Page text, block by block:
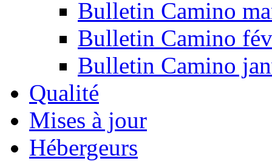
Bulletin Camino
Bulletin Camino
Bulletin Camino
Qualité
Mises à jour
Hébergeurs